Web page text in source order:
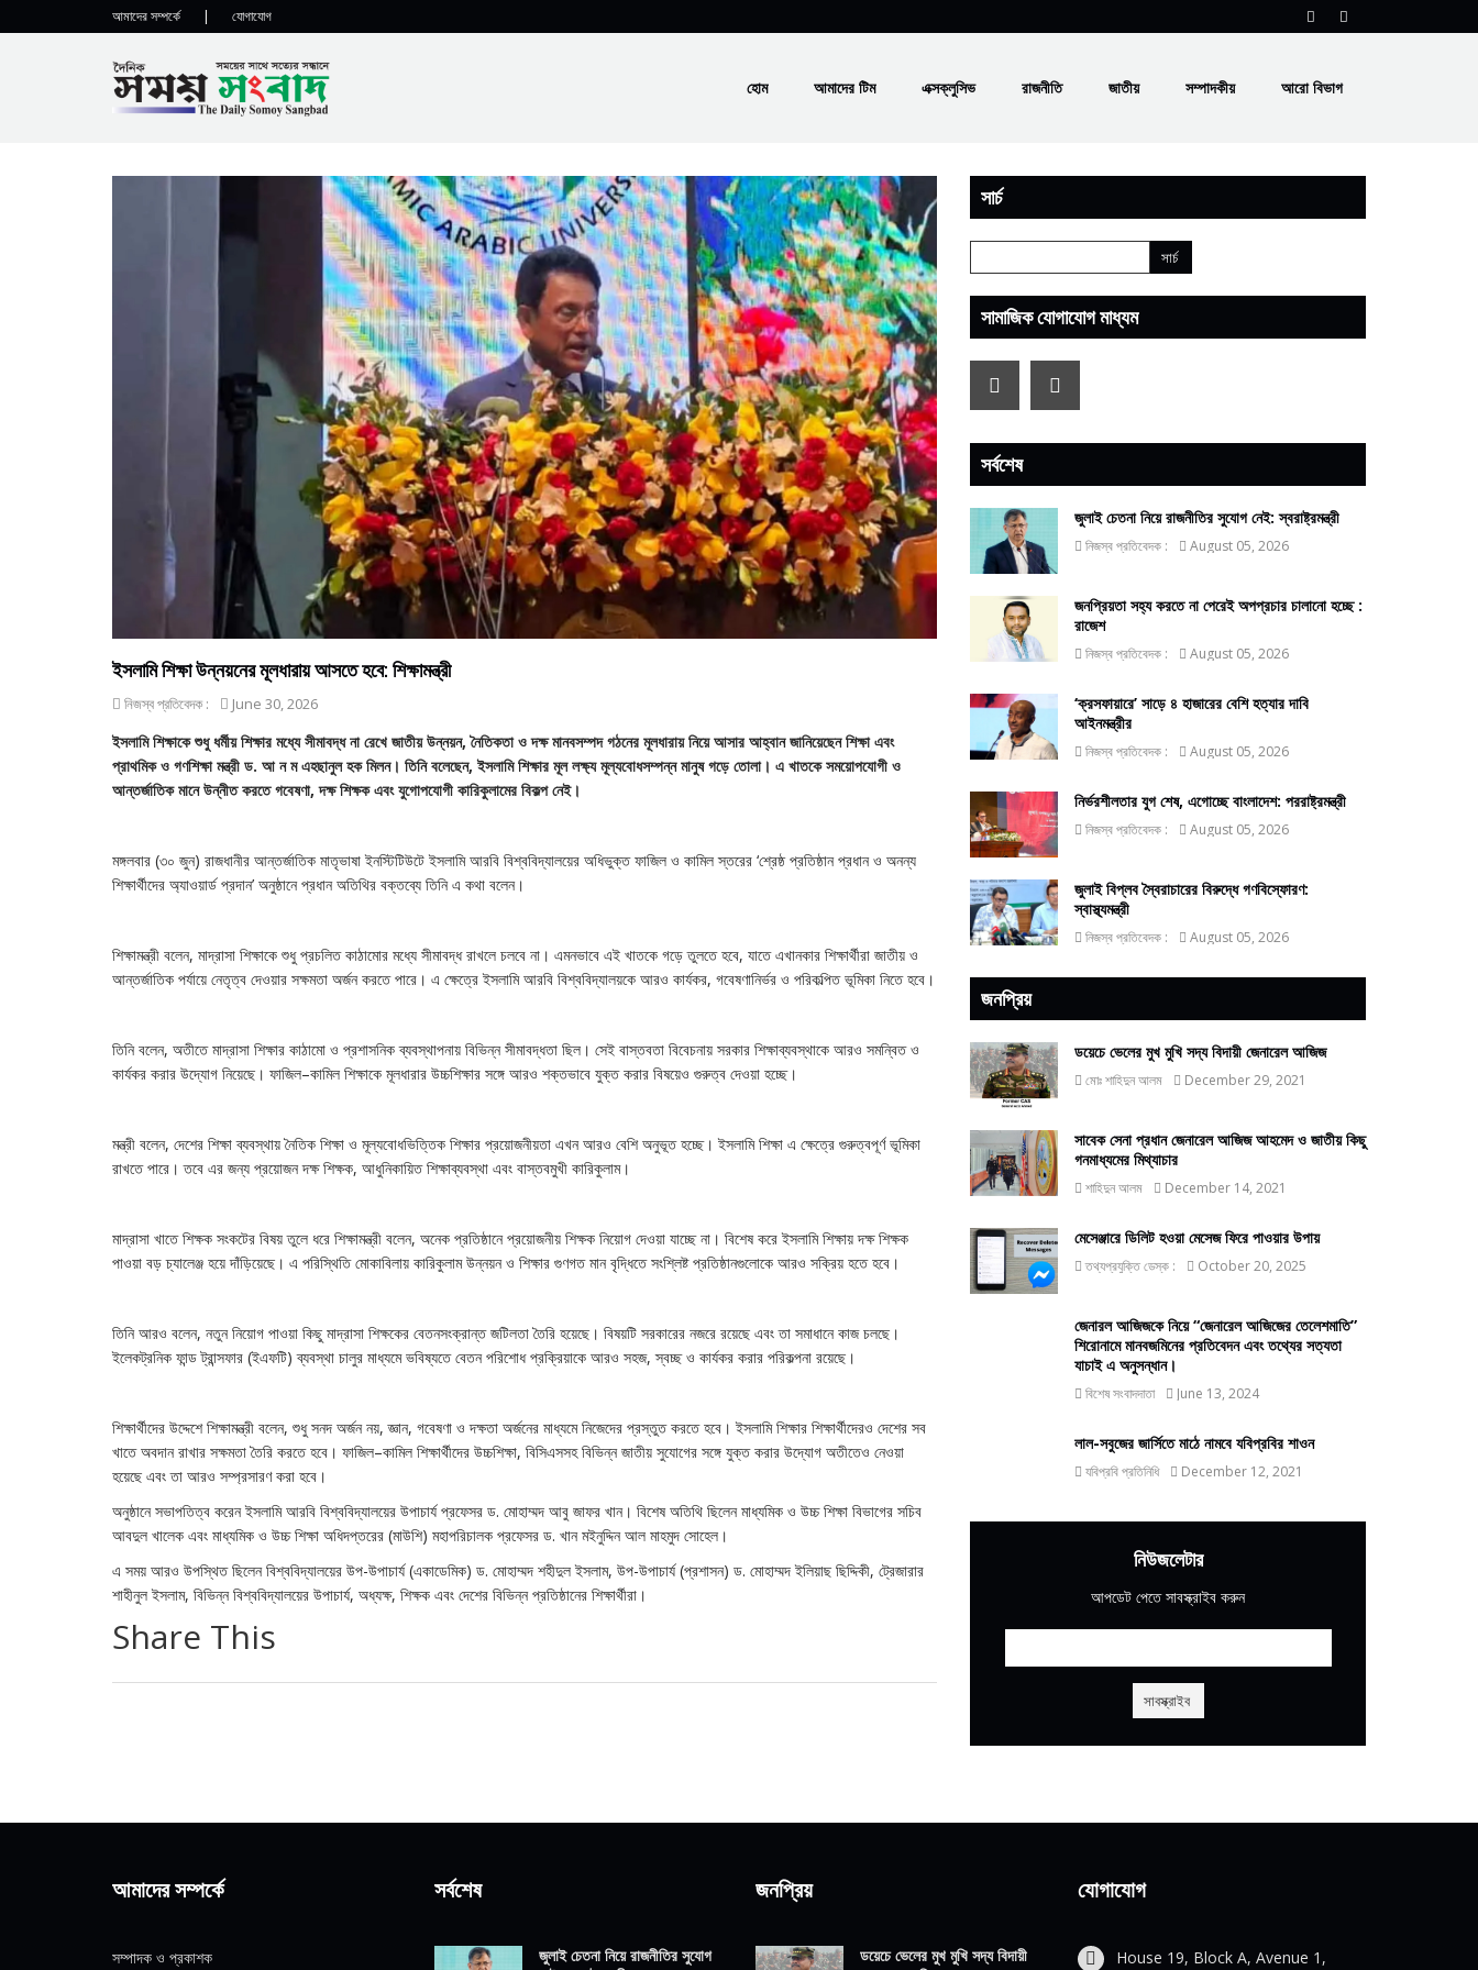
আমাদের সম্পর্কে | যোগাযোগ
হোম আমাদের টিম এক্সক্লুসিভ রাজনীতি জাতীয় সম্পাদকীয় আরো বিভাগ
ইসলামি শিক্ষা উন্নয়নের মূলধারায় আসতে হবে: শিক্ষামন্ত্রী
নিজস্ব প্রতিবেদক : June 30, 2026
ইসলামি শিক্ষাকে শুধু ধর্মীয় শিক্ষার মধ্যে সীমাবদ্ধ না রেখে জাতীয় উন্নয়ন, নৈতিকতা ও দক্ষ মানবসম্পদ গঠনের মূলধারায় নিয়ে আসার আহ্বান জানিয়েছেন শিক্ষা এবং
প্রাথমিক ও গণশিক্ষা মন্ত্রী ড. আ ন ম এহছানুল হক মিলন। তিনি বলেছেন, ইসলামি শিক্ষার মূল লক্ষ্য মূল্যবোধসম্পন্ন মানুষ গড়ে তোলা। এ খাতকে সময়োপযোগী ও
আন্তর্জাতিক মানে উন্নীত করতে গবেষণা, দক্ষ শিক্ষক এবং যুগোপযোগী কারিকুলামের বিকল্প নেই।
মঙ্গলবার (৩০ জুন) রাজধানীর আন্তর্জাতিক মাতৃভাষা ইনস্টিটিউটে ইসলামি আরবি বিশ্ববিদ্যালয়ের অধিভুক্ত ফাজিল ও কামিল স্তরের ‘শ্রেষ্ঠ প্রতিষ্ঠান প্রধান ও অনন্য
শিক্ষার্থীদের অ্যাওয়ার্ড প্রদান’ অনুষ্ঠানে প্রধান অতিথির বক্তব্যে তিনি এ কথা বলেন।
শিক্ষামন্ত্রী বলেন, মাদ্রাসা শিক্ষাকে শুধু প্রচলিত কাঠামোর মধ্যে সীমাবদ্ধ রাখলে চলবে না। এমনভাবে এই খাতকে গড়ে তুলতে হবে, যাতে এখানকার শিক্ষার্থীরা জাতীয় ও
আন্তর্জাতিক পর্যায়ে নেতৃত্ব দেওয়ার সক্ষমতা অর্জন করতে পারে। এ ক্ষেত্রে ইসলামি আরবি বিশ্ববিদ্যালয়কে আরও কার্যকর, গবেষণানির্ভর ও পরিকল্পিত ভূমিকা নিতে হবে।
তিনি বলেন, অতীতে মাদ্রাসা শিক্ষার কাঠামো ও প্রশাসনিক ব্যবস্থাপনায় বিভিন্ন সীমাবদ্ধতা ছিল। সেই বাস্তবতা বিবেচনায় সরকার শিক্ষাব্যবস্থাকে আরও সমন্বিত ও
কার্যকর করার উদ্যোগ নিয়েছে। ফাজিল–কামিল শিক্ষাকে মূলধারার উচ্চশিক্ষার সঙ্গে আরও শক্তভাবে যুক্ত করার বিষয়েও গুরুত্ব দেওয়া হচ্ছে।
মন্ত্রী বলেন, দেশের শিক্ষা ব্যবস্থায় নৈতিক শিক্ষা ও মূল্যবোধভিত্তিক শিক্ষার প্রয়োজনীয়তা এখন আরও বেশি অনুভূত হচ্ছে। ইসলামি শিক্ষা এ ক্ষেত্রে গুরুত্বপূর্ণ ভূমিকা
রাখতে পারে। তবে এর জন্য প্রয়োজন দক্ষ শিক্ষক, আধুনিকায়িত শিক্ষাব্যবস্থা এবং বাস্তবমুখী কারিকুলাম।
মাদ্রাসা খাতে শিক্ষক সংকটের বিষয় তুলে ধরে শিক্ষামন্ত্রী বলেন, অনেক প্রতিষ্ঠানে প্রয়োজনীয় শিক্ষক নিয়োগ দেওয়া যাচ্ছে না। বিশেষ করে ইসলামি শিক্ষায় দক্ষ শিক্ষক
পাওয়া বড় চ্যালেঞ্জ হয়ে দাঁড়িয়েছে। এ পরিস্থিতি মোকাবিলায় কারিকুলাম উন্নয়ন ও শিক্ষার গুণগত মান বৃদ্ধিতে সংশ্লিষ্ট প্রতিষ্ঠানগুলোকে আরও সক্রিয় হতে হবে।
তিনি আরও বলেন, নতুন নিয়োগ পাওয়া কিছু মাদ্রাসা শিক্ষকের বেতনসংক্রান্ত জটিলতা তৈরি হয়েছে। বিষয়টি সরকারের নজরে রয়েছে এবং তা সমাধানে কাজ চলছে।
ইলেকট্রনিক ফান্ড ট্রান্সফার (ইএফটি) ব্যবস্থা চালুর মাধ্যমে ভবিষ্যতে বেতন পরিশোধ প্রক্রিয়াকে আরও সহজ, স্বচ্ছ ও কার্যকর করার পরিকল্পনা রয়েছে।
শিক্ষার্থীদের উদ্দেশে শিক্ষামন্ত্রী বলেন, শুধু সনদ অর্জন নয়, জ্ঞান, গবেষণা ও দক্ষতা অর্জনের মাধ্যমে নিজেদের প্রস্তুত করতে হবে। ইসলামি শিক্ষার শিক্ষার্থীদেরও দেশের সব
খাতে অবদান রাখার সক্ষমতা তৈরি করতে হবে। ফাজিল–কামিল শিক্ষার্থীদের উচ্চশিক্ষা, বিসিএসসহ বিভিন্ন জাতীয় সুযোগের সঙ্গে যুক্ত করার উদ্যোগ অতীতেও নেওয়া
হয়েছে এবং তা আরও সম্প্রসারণ করা হবে।
অনুষ্ঠানে সভাপতিত্ব করেন ইসলামি আরবি বিশ্ববিদ্যালয়ের উপাচার্য প্রফেসর ড. মোহাম্মদ আবু জাফর খান। বিশেষ অতিথি ছিলেন মাধ্যমিক ও উচ্চ শিক্ষা বিভাগের সচিব
আবদুল খালেক এবং মাধ্যমিক ও উচ্চ শিক্ষা অধিদপ্তরের (মাউশি) মহাপরিচালক প্রফেসর ড. খান মইনুদ্দিন আল মাহমুদ সোহেল।
এ সময় আরও উপস্থিত ছিলেন বিশ্ববিদ্যালয়ের উপ-উপাচার্য (একাডেমিক) ড. মোহাম্মদ শহীদুল ইসলাম, উপ-উপাচার্য (প্রশাসন) ড. মোহাম্মদ ইলিয়াছ ছিদ্দিকী, ট্রেজারার
শাহীনুল ইসলাম, বিভিন্ন বিশ্ববিদ্যালয়ের উপাচার্য, অধ্যক্ষ, শিক্ষক এবং দেশের বিভিন্ন প্রতিষ্ঠানের শিক্ষার্থীরা।
Share This
সার্চ
সামাজিক যোগাযোগ মাধ্যম
সর্বশেষ
জুলাই চেতনা নিয়ে রাজনীতির সুযোগ নেই: স্বরাষ্ট্রমন্ত্রী
নিজস্ব প্রতিবেদক : August 05, 2026
জনপ্রিয়তা সহ্য করতে না পেরেই অপপ্রচার চালানো হচ্ছে :
রাজেশ
নিজস্ব প্রতিবেদক : August 05, 2026
‘ক্রসফায়ারে’ সাড়ে ৪ হাজারের বেশি হত্যার দাবি
আইনমন্ত্রীর
নিজস্ব প্রতিবেদক : August 05, 2026
নির্ভরশীলতার যুগ শেষ, এগোচ্ছে বাংলাদেশ: পররাষ্ট্রমন্ত্রী
নিজস্ব প্রতিবেদক : August 05, 2026
জুলাই বিপ্লব স্বৈরাচারের বিরুদ্ধে গণবিস্ফোরণ:
স্বাস্থ্যমন্ত্রী
নিজস্ব প্রতিবেদক : August 05, 2026
জনপ্রিয়
ডয়েচে ভেলের মুখ মুখি সদ্য বিদায়ী জেনারেল আজিজ
মোঃ শাহিদুন আলম December 29, 2021
সাবেক সেনা প্রধান জেনারেল আজিজ আহমেদ ও জাতীয় কিছু
গনমাধ্যমের মিথ্যাচার
শাহিদুন আলম December 14, 2021
মেসেঞ্জারে ডিলিট হওয়া মেসেজ ফিরে পাওয়ার উপায়
তথ্যপ্রযুক্তি ডেস্ক : October 20, 2025
জেনারল আজিজকে নিয়ে “জেনারেল আজিজের তেলেশমাতি”
শিরোনামে মানবজমিনের প্রতিবেদন এবং তথ্যের সত্যতা
যাচাই এ অনুসন্ধান।
বিশেষ সংবাদদাতা June 13, 2024
লাল-সবুজের জার্সিতে মাঠে নামবে যবিপ্রবির শাওন
যবিপ্রবি প্রতিনিধি December 12, 2021
নিউজলেটার
আপডেট পেতে সাবস্ক্রাইব করুন
আমাদের সম্পর্কে
সম্পাদক ও প্রকাশক
সর্বশেষ
জুলাই চেতনা নিয়ে রাজনীতির সুযোগ
জনপ্রিয়
ডয়েচে ভেলের মুখ মুখি সদ্য বিদায়ী
যোগাযোগ
House 19, Block A, Avenue 1,